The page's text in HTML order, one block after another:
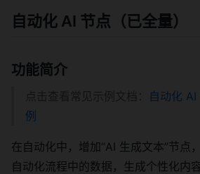
自动化 AI 节点（已全量）
功能简介
点击查看常见示例文档：
自动化
例
在自动化中，增加“AI 生成文本”节点
自动化流程中的数据，生成个性化内